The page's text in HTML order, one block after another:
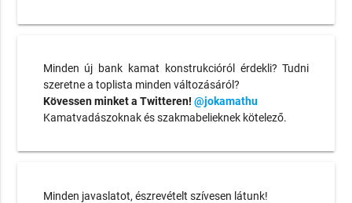
Minden új bank kamat konstrukcióról érdekli? Tudni
szeretne a toplista minden változásáról?
Kövessen minket a Twitteren! @jokamathu
Kamatvadászoknak és szakmabelieknek kötelező.
Minden javaslatot, észrevételt szívesen látunk!